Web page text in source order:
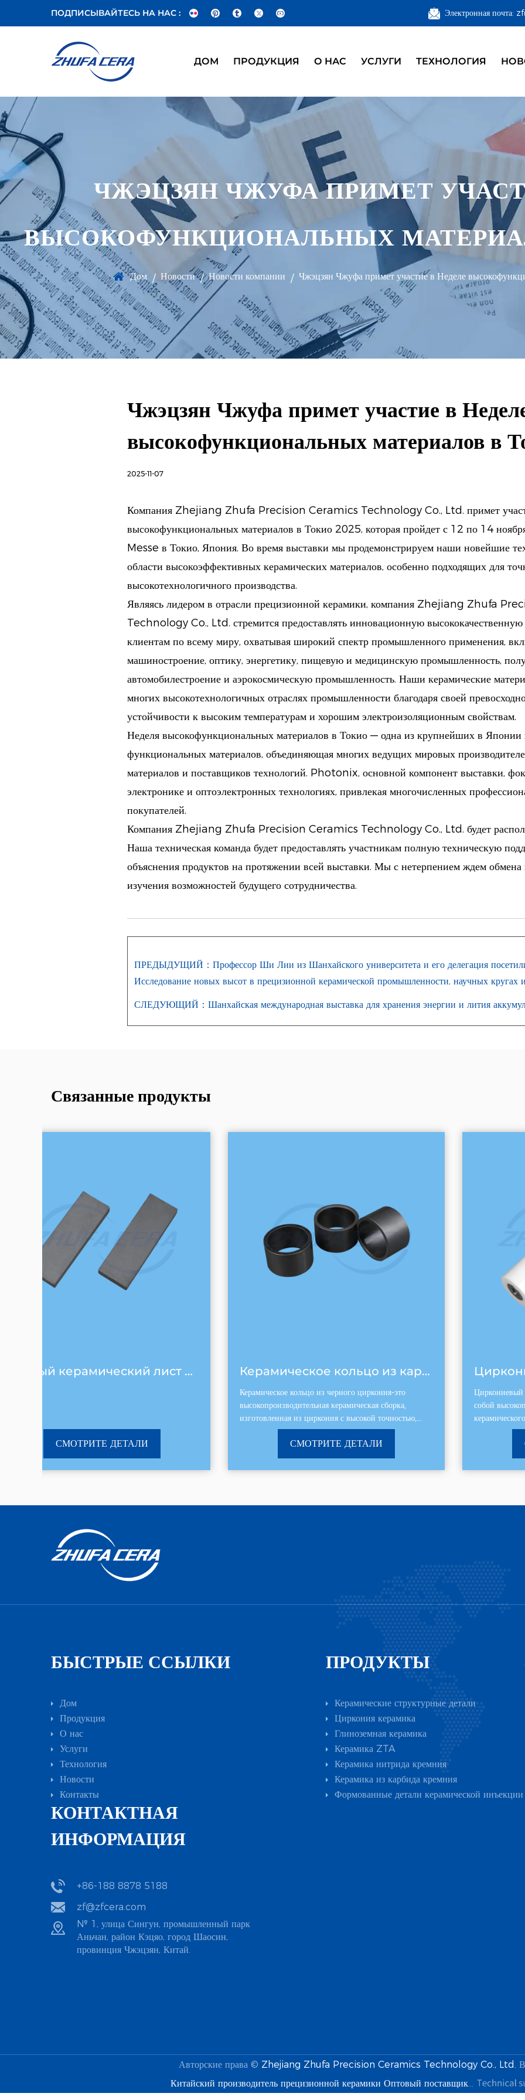
ПОДПИСЫВАЙТЕСЬ НА НАС : Электронная почта:
ДОМ ПРОДУКЦИЯ О НАС УСЛУГИ ТЕХНОЛОГИЯ
ЧЖЭЦЗЯН ЧЖУФА ПРИМЕТ
ВЫСОКОФУНКЦИОНАЛЬНЫХ
Дом / Новости / Новости компании / Чжэцзян Чжуфа примет участие в Неделе
Чжэцзян Чжуфа примет участие в
высокофункциональных материалов в
2025-11-07
Компания Zhejiang Zhufa Precision Ceramics Technology Co., Ltd. примет
высокофункциональных материалов в Токио 2025, которая пройдет с 12 по 14
Messe в Токио, Япония. Во время выставки мы продемонстрируем наши новейшие
области высокоэффективных керамических материалов, особенно подходящих для
высокотехнологичного производства.
Являясь лидером в отрасли прецизионной керамики, компания Zhejiang Zhufa
Technology Co., Ltd. стремится предоставлять инновационную
клиентам по всему миру, охватывая широкий спектр промышленного применения,
машиностроение, оптику, энергетику, пищевую и медицинскую промышленность,
автомобилестроение и аэрокосмическую промышленность. Наши керамические
многих высокотехнологичных отраслях промышленности благодаря своей
устойчивости к высоким температурам и хорошим электроизоляционным свойствам.
Неделя высокофункциональных материалов в Токио — одна из крупнейших в Японии
функциональных материалов, объединяющая многих ведущих мировых
материалов и поставщиков технологий. Photonix, основной компонент выставки,
электронике и оптоэлектронных технологиях, привлекая многочисленных
покупателей.
Компания Zhejiang Zhufa Precision Ceramics Technology Co., Ltd. будет
Наша техническая команда будет предоставлять участникам полную техническую
объяснения продуктов на протяжении всей выставки. Мы с нетерпением ждем
изучения возможностей будущего сотрудничества.
ПРЕДЫДУЩИЙ：Профессор Ши Лии из Шанхайского университета и его делегация
Исследование новых высот в прецизионной керамической промышленности, научных кругах и
СЛЕДУЮЩИЙ：Шанхайская международная выставка для хранения энергии и лития
Связанные продукты
Керамическое кольцо из карбида черного кремния
изготовленная из циркония с высокой точностью,
путем точного литья и высокотемпературного
спекания. Его четыр...СМОТРИТЕ ДЕТАЛИ
Циркониевый керамический стержень
Циркониевый керамический стержень представляет
собой высокопроизводительный стержень
керамического материала, в основном из оксида
циркония, с превосходной механической прочностью
и химической стабиль...СМОТРИТЕ ДЕТАЛИ
БЫСТРЫЕ ССЫЛКИ
Дом
Продукция
О нас
Услуги
Технология
Новости
Контакты
ПРОДУКТЫ
Керамические структурные детали
Циркония керамика
Глиноземная керамика
Керамика ZTA
Керамика нитрида кремния
Керамика из карбида кремния
Формованные детали керамической инъекции
КОНТАКТНАЯ
ИНФОРМАЦИЯ
+86-188 8878 5188
zf@zfcera.com
№ 1, улица Сингун, промышленный парк
Аньчан, район Кэцяо, город Шаосин,
провинция Чжэцзян, Китай.
Авторские права © Zhejiang Zhufa Precision Ceramics Technology Co., Ltd.
Китайский производитель прецизионной керамики Оптовый поставщик прецизионной керамики